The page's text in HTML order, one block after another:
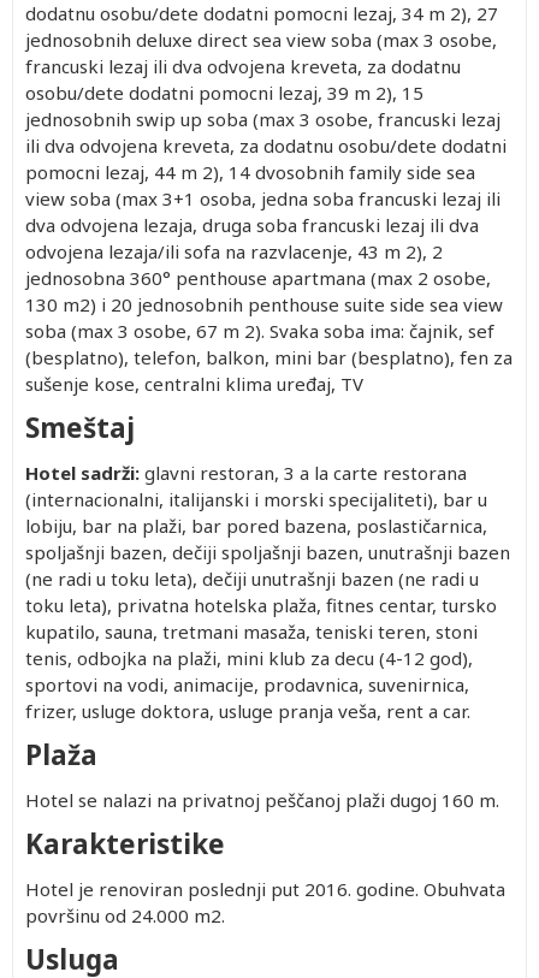
dodatnu osobu/dete dodatni pomocni lezaj, 34 m 2), 27
jednosobnih deluxe direct sea view soba (max 3 osobe,
francuski lezaj ili dva odvojena kreveta, za dodatnu
osobu/dete dodatni pomocni lezaj, 39 m 2), 15
jednosobnih swip up soba (max 3 osobe, francuski lezaj
ili dva odvojena kreveta, za dodatnu osobu/dete dodatni
pomocni lezaj, 44 m 2), 14 dvosobnih family side sea
view soba (max 3+1 osoba, jedna soba francuski lezaj ili
dva odvojena lezaja, druga soba francuski lezaj ili dva
odvojena lezaja/ili sofa na razvlacenje, 43 m 2), 2
jednosobna 360° penthouse apartmana (max 2 osobe,
130 m2) i 20 jednosobnih penthouse suite side sea view
soba (max 3 osobe, 67 m 2). Svaka soba ima: čajnik, sef
(besplatno), telefon, balkon, mini bar (besplatno), fen za
sušenje kose, centralni klima uređaj, TV
Smeštaj
Hotel sadrži: glavni restoran, 3 a la carte restorana
(internacionalni, italijanski i morski specijaliteti), bar u
lobiju, bar na plaži, bar pored bazena, poslastičarnica,
spoljašnji bazen, dečiji spoljašnji bazen, unutrašnji bazen
(ne radi u toku leta), dečiji unutrašnji bazen (ne radi u
toku leta), privatna hotelska plaža, fitnes centar, tursko
kupatilo, sauna, tretmani masaža, teniski teren, stoni
tenis, odbojka na plaži, mini klub za decu (4-12 god),
sportovi na vodi, animacije, prodavnica, suvenirnica,
frizer, usluge doktora, usluge pranja veša, rent a car.
Plaža
Hotel se nalazi na privatnoj peščanoj plaži dugoj 160 m.
Karakteristike
Hotel je renoviran poslednji put 2016. godine. Obuhvata
površinu od 24.000 m2.
Usluga